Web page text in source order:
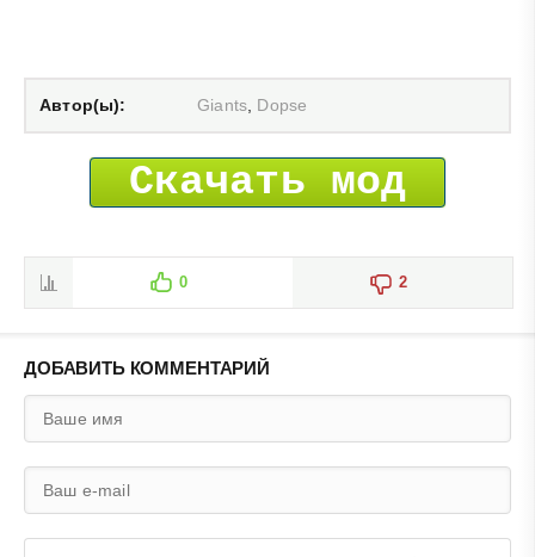
Автор(ы): Giants Dopse
Скачать мод
0 2
ДОБАВИТЬ КОММЕНТАРИЙ